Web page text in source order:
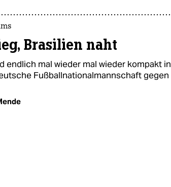
Brasilien naht
endlich mal wieder mal wieder kompakt in
Fußballnationalmannschaft gegen